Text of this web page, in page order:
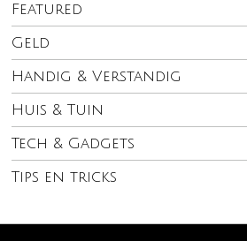
Featured
Geld
Handig & Verstandig
Huis & Tuin
Tech & Gadgets
Tips en tricks